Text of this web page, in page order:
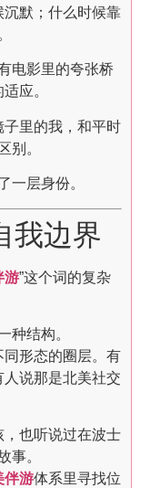
默；什么时候靠
电影里的夸张桥
应。
子里的我，和平时
别。
一层身份。
我边界
游”这个词的复杂
种结构。
形态的圈层。有
人说那是北美社交
也听说过在波士
事。
伴游体系里寻找位